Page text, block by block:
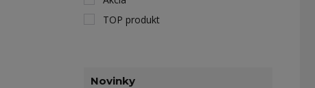
TOP produkt
Novinky